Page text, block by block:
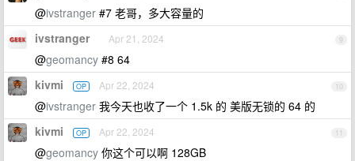
@ivstranger #7 老哥，多大容量的
9
ivstranger Apr 21, 2024
@geomancy #8 64
10
kivmi OP Apr 22, 2024
@ivstranger 我今天也收了一个 1.5k 的 美版无锁的 64 的
11
kivmi OP Apr 22, 2024
@geomancy 你这个可以啊 128GB